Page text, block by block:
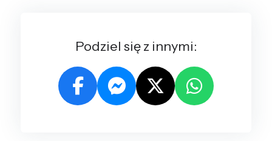
Podziel się z innymi: